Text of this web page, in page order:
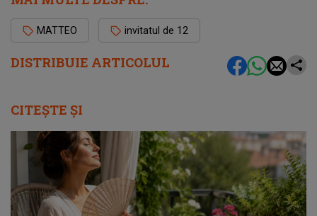
DISTRIBUIE ARTICOLUL
MATTEO invitatul de 12
CITEȘTE ȘI